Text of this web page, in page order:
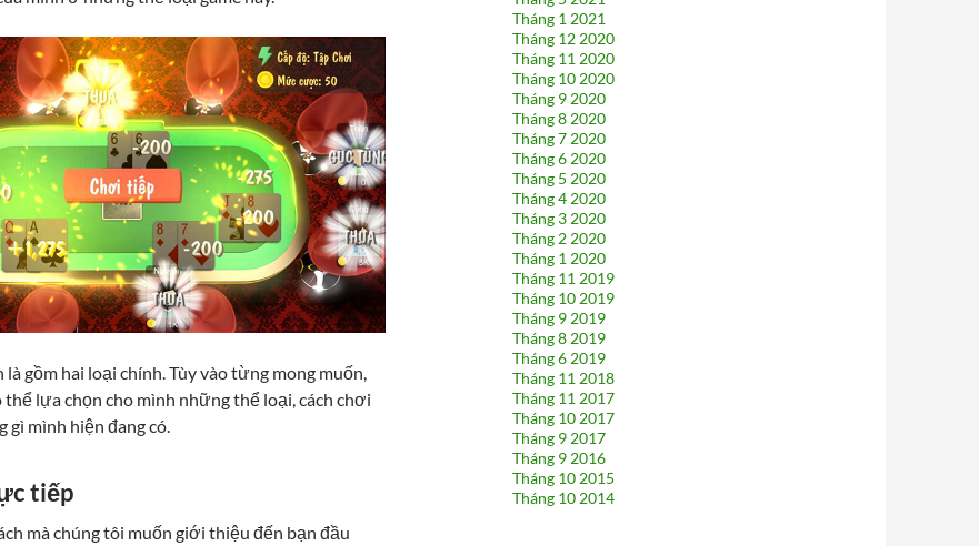
gồm hai loại chính. Tùy vào từng mong muốn,
thể lựa chọn cho mình những thể loại, cách chơi
mình hiện đang có.
tiếp
mà chúng tôi muốn giới thiệu đến bạn đầu
Tháng 1 2021
Tháng 12 2020
Tháng 11 2020
Tháng 10 2020
Tháng 9 2020
Tháng 8 2020
Tháng 7 2020
Tháng 6 2020
Tháng 5 2020
Tháng 4 2020
Tháng 3 2020
Tháng 2 2020
Tháng 1 2020
Tháng 11 2019
Tháng 10 2019
Tháng 9 2019
Tháng 8 2019
Tháng 6 2019
Tháng 11 2018
Tháng 11 2017
Tháng 10 2017
Tháng 9 2017
Tháng 9 2016
Tháng 10 2015
Tháng 10 2014